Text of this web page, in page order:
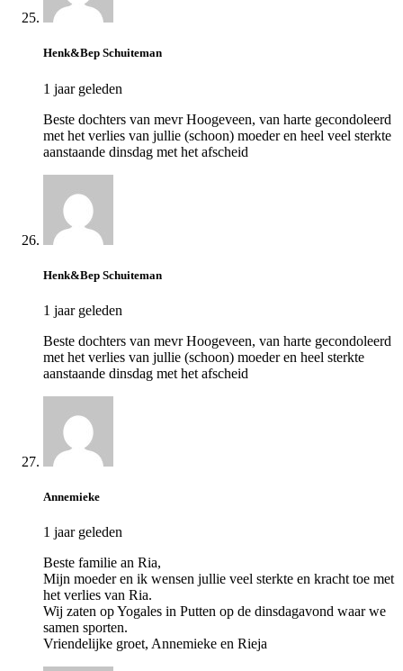
Henk&Bep Schuiteman
1 jaar geleden
Beste dochters van mevr Hoogeveen, van harte gecondoleerd
met het verlies van jullie (schoon) moeder en heel veel sterkte
aanstaande dinsdag met het afscheid
Henk&Bep Schuiteman
1 jaar geleden
Beste dochters van mevr Hoogeveen, van harte gecondoleerd
met het verlies van jullie (schoon) moeder en heel sterkte
aanstaande dinsdag met het afscheid
Annemieke
1 jaar geleden
Beste familie an Ria,
Mijn moeder en ik wensen jullie veel sterkte en kracht toe met
het verlies van Ria.
Wij zaten op Yogales in Putten op de dinsdagavond waar we
samen sporten.
Vriendelijke groet, Annemieke en Rieja